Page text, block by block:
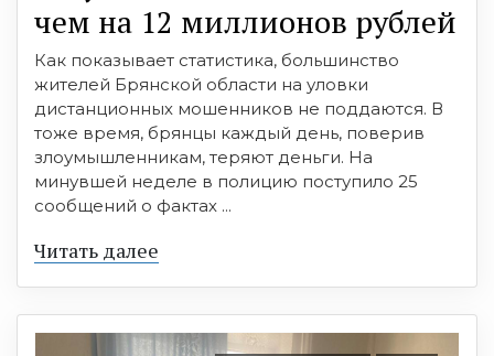
чем на 12 миллионов рублей
Как показывает статистика, большинство
жителей Брянской области на уловки
дистанционных мошенников не поддаются. В
тоже время, брянцы каждый день, поверив
злоумышленникам, теряют деньги. На
минувшей неделе в полицию поступило 25
сообщений о фактах ...
Читать далее